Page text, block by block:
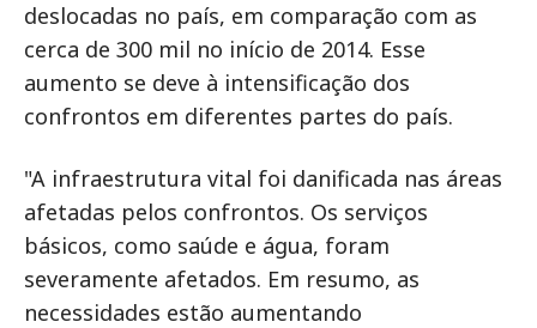
deslocadas no país, em comparação com as
cerca de 300 mil no início de 2014. Esse
aumento se deve à intensificação dos
confrontos em diferentes partes do país.
"A infraestrutura vital foi danificada nas áreas
afetadas pelos confrontos. Os serviços
básicos, como saúde e água, foram
severamente afetados. Em resumo, as
necessidades estão aumentando